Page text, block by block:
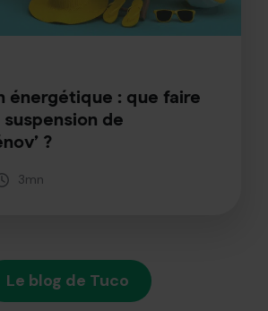
énergétique : que faire
de
?
3mn
Le blog de Tuco